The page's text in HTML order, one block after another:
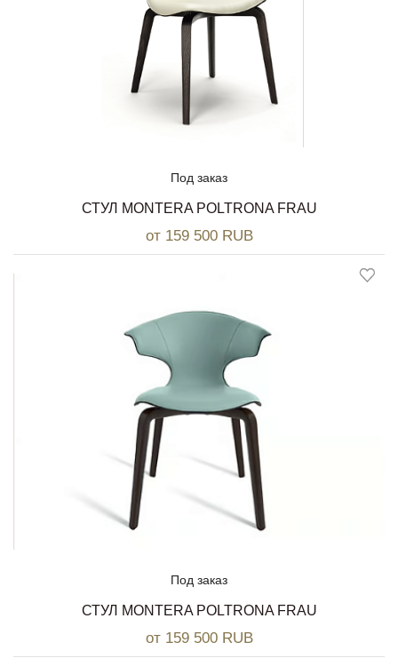
Под заказ
СТУЛ MONTERA POLTRONA FRAU
от 159 500 RUB
Под заказ
СТУЛ MONTERA POLTRONA FRAU
от 159 500 RUB